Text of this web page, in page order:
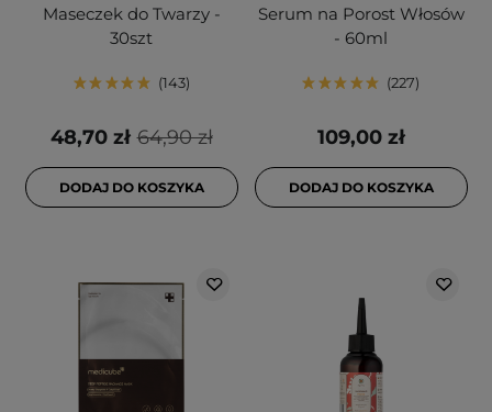
Maseczek do Twarzy -
30szt
143
64,90 zł
48,70 zł
DODAJ DO KOSZYKA
Serum na Porost Włosów
- 60ml
227
109,00 zł
DODAJ DO KOSZYKA